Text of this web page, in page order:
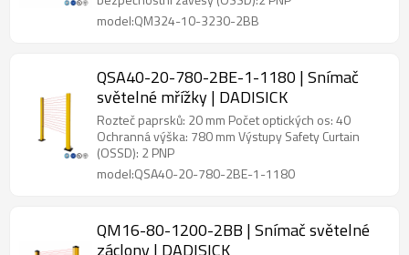
model:QM324-10-3230-2BB
QSA40-20-780-2BE-1-1180 | Snímač
světelné mřížky | DADISICK
Rozteč paprsků: 20 mm Počet optických os: 40
Ochranná výška: 780 mm Výstupy Safety Curtain
(OSSD): 2 PNP
model:QSA40-20-780-2BE-1-1180
QM16-80-1200-2BB | Snímač světelné
záclony | DADISICK